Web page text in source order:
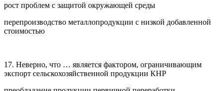
рост проблем с защитой окружающей среды
перепроизводство металлопродукции с низкой добавленной
стоимостью
17. Неверно, что … является фактором, ограничивающим
экспорт сельскохозяйственной продукции КНР